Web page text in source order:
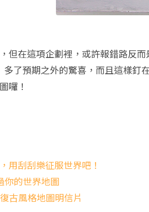
但在這項企劃裡，或許報錯路反
多了預期之外的驚喜，而且這樣
囉！
用刮刮樂征服世界吧！
你的世界地圖
古風格地圖明信片